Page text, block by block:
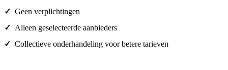
Geen verplichtingen
Alleen geselecteerde aanbieders
Collectieve onderhandeling voor betere tarieven